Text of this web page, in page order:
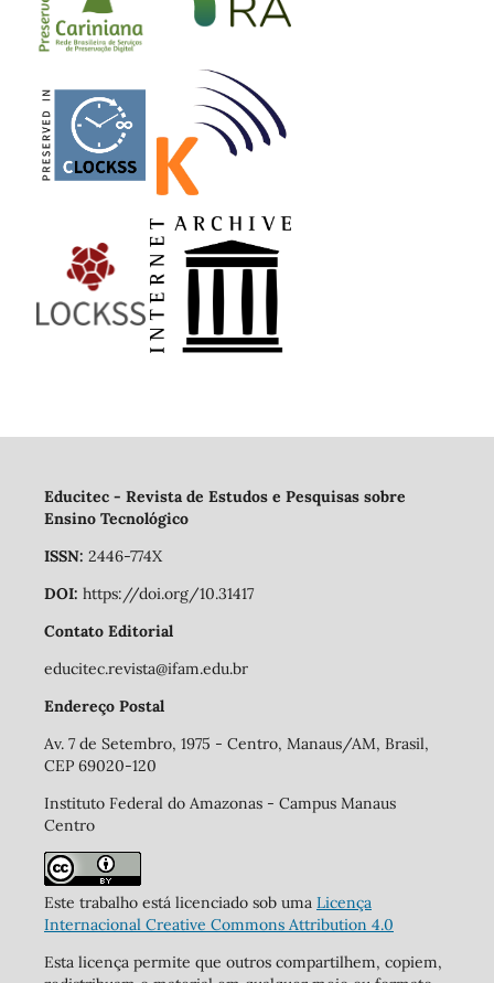
Educitec - Revista de Estudos e Pesquisas sobre
Ensino Tecnológico
ISSN: 2446-774X
DOI: https://doi.org/10.31417
Contato Editorial
educitec.revista@ifam.edu.br
Endereço Postal
Av. 7 de Setembro, 1975 - Centro, Manaus/AM, Brasil,
CEP 69020-120
Instituto Federal do Amazonas - Campus Manaus
Centro
Este trabalho está licenciado sob uma Licença
Internacional Creative Commons Attribution 4.0
Esta licença permite que outros compartilhem, copiem,